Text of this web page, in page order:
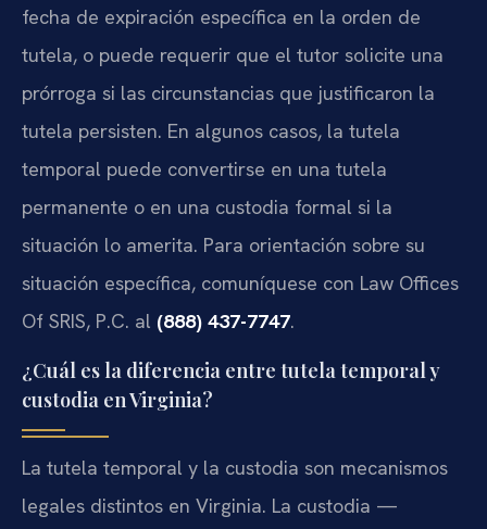
fecha de expiración específica en la orden de
tutela, o puede requerir que el tutor solicite una
prórroga si las circunstancias que justificaron la
tutela persisten. En algunos casos, la tutela
temporal puede convertirse en una tutela
permanente o en una custodia formal si la
situación lo amerita. Para orientación sobre su
situación específica, comuníquese con Law Offices
Of SRIS, P.C. al (888) 437-7747.
¿Cuál es la diferencia entre tutela temporal y
custodia en Virginia?
La tutela temporal y la custodia son mecanismos
legales distintos en Virginia. La custodia —